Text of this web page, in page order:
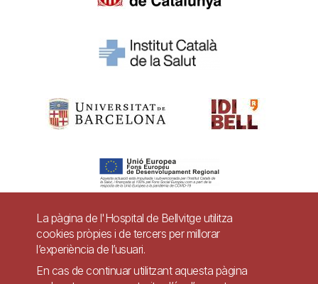
Pie
Contacte
La pàgina de l'Hospital de Bellvitge utilitza
cookies pròpies i de tercers per millorar
l’experiència de l’usuari.
En cas de continuar utilitzant aquesta pàgina